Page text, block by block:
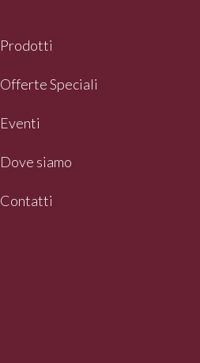
Prodotti
Offerte Speciali
Eventi
Dove siamo
Contatti